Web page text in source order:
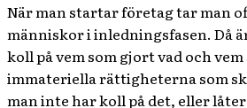
När man startar företag tar man
människor i inledningsfasen. Då
koll på vem som gjort vad och vem
immateriella rättigheterna som
man inte har koll på det, eller